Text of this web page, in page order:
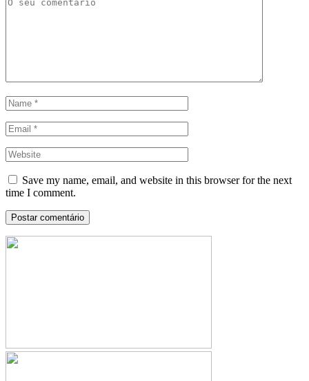
Save my name, email, and website in this browser for the next
time I comment.